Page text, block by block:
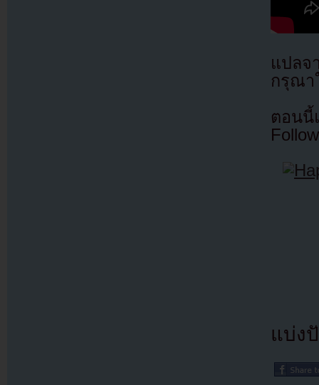
แปลจ
กรุณา
ตอนนี้
แบ่ง